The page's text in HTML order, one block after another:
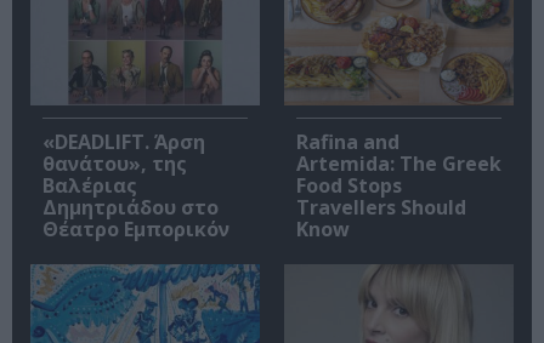
«DEADLIFT. Άρση
θανάτου», της
Βαλέριας
Δημητριάδου στο
Θέατρο Εμπορικόν
Rafina and
Artemida: The Greek
Food Stops
Travellers Should
Know